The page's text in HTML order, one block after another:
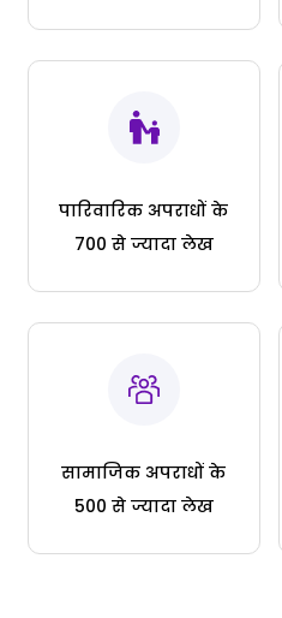
पारिवारिक अपराधों के
700 से ज्यादा लेख
सामाजिक अपराधों के
500 से ज्यादा लेख